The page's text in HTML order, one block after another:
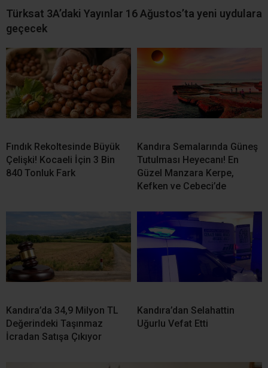
Türksat 3A’daki Yayınlar 16 Ağustos’ta yeni uydulara
geçecek
Fındık Rekoltesinde Büyük
Çelişki! Kocaeli İçin 3 Bin
840 Tonluk Fark
Kandıra Semalarında Güneş
Tutulması Heyecanı! En
Güzel Manzara Kerpe,
Kefken ve Cebeci’de
Kandıra’da 34,9 Milyon TL
Değerindeki Taşınmaz
İcradan Satışa Çıkıyor
Kandıra’dan Selahattin
Uğurlu Vefat Etti